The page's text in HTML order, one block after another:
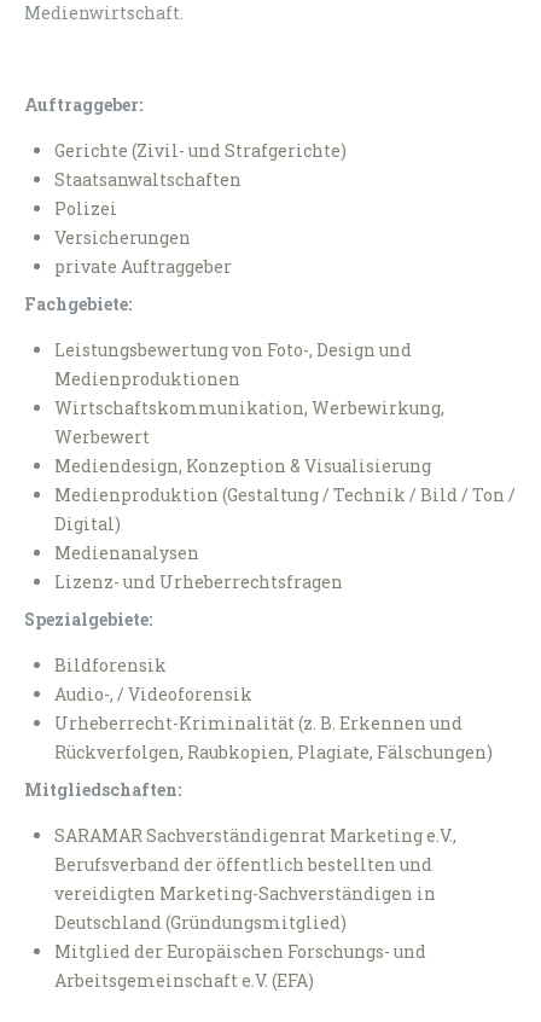
Medienwirtschaft.
Auftraggeber:
Gerichte (Zivil- und Strafgerichte)
Staatsanwaltschaften
Polizei
Versicherungen
private Auftraggeber
Fachgebiete:
Leistungsbewertung von Foto-, Design und
Medienproduktionen
Wirtschaftskommunikation, Werbewirkung,
Werbewert
Mediendesign, Konzeption & Visualisierung
Medienproduktion (Gestaltung / Technik / Bild / Ton /
Digital)
Medienanalysen
Lizenz- und Urheberrechtsfragen
Spezialgebiete:
Bildforensik
Audio-, / Videoforensik
Urheberrecht-Kriminalität (z. B. Erkennen und
Rückverfolgen, Raubkopien, Plagiate, Fälschungen)
Mitgliedschaften:
SARAMAR Sachverständigenrat Marketing e.V.,
Berufsverband der öffentlich bestellten und
vereidigten Marketing-Sachverständigen in
Deutschland (Gründungsmitglied)
Mitglied der Europäischen Forschungs- und
Arbeitsgemeinschaft e.V. (EFA)